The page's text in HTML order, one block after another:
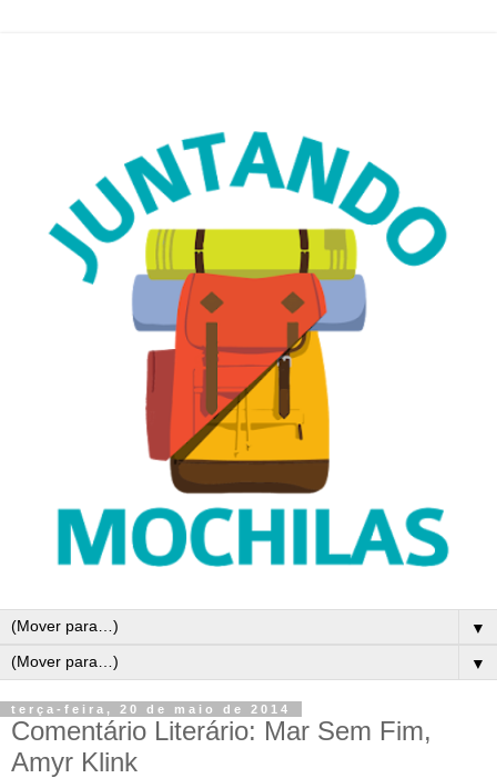
▼
▼
terça-feira, 20 de maio de 2014
Comentário Literário: Mar Sem Fim,
Amyr Klink